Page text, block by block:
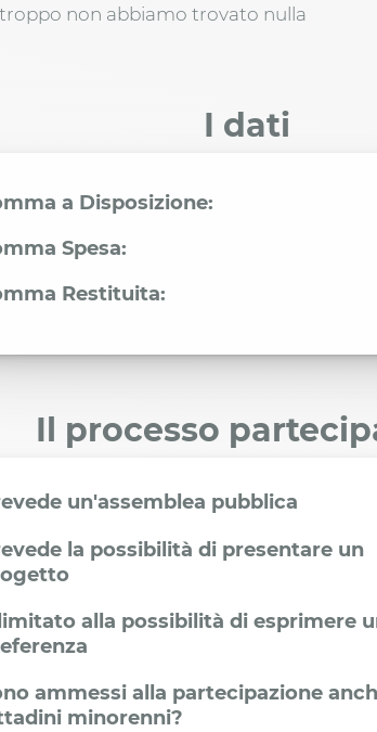
non abbiamo trovato nulla
I dati
a Disposizione:
Spesa:
Restituita:
Il processo
un'assemblea pubblica
la possibilità di presentare un
alla possibilità di esprimere
ammessi alla partecipazione
minorenni?